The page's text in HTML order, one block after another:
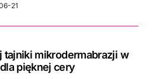
21
tajniki mikrodermabrazji w
pięknej cery